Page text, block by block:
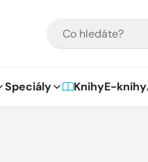
Speciály KnihyE-knihy